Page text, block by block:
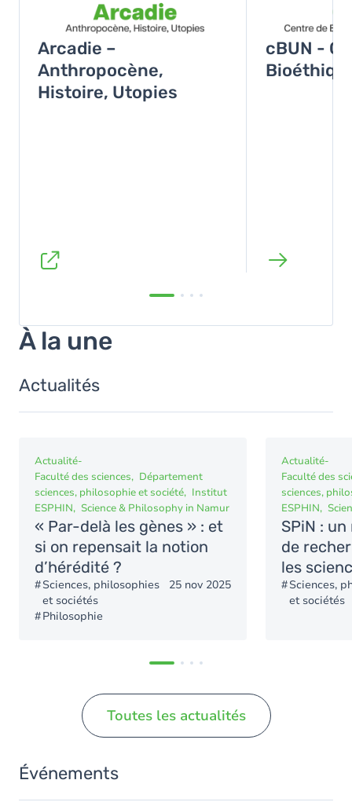
Arcadie –
Anthropocène,
Histoire, Utopies
cBUN -
À la une
Actualités
Actualité-
Faculté des sciences
Département
sciences, philosophie et société
Institut
ESPHIN
Science & Philosophy in Namur
« Par-delà les gènes » : et
si on repensait la notion
d’hérédité ?
Sciences, philosophies
et sociétés
Philosophie
25 nov 2025
Actualité-
Faculté des
sciences,
ESPHIN
SPiN :
de
les
Sciences,
et sociétés
Toutes les actualités
Événements